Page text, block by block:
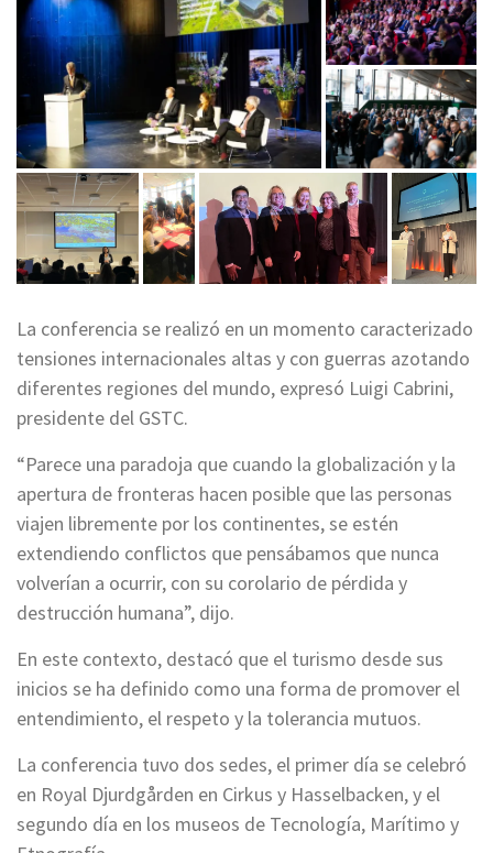
La conferencia se realizó en un momento caracterizado
tensiones internacionales altas y con guerras azotando
diferentes regiones del mundo, expresó Luigi Cabrini,
presidente del GSTC.
“Parece una paradoja que cuando la globalización y la
apertura de fronteras hacen posible que las personas
viajen libremente por los continentes, se estén
extendiendo conflictos que pensábamos que nunca
volverían a ocurrir, con su corolario de pérdida y
destrucción humana”, dijo.
En este contexto, destacó que el turismo desde sus
inicios se ha definido como una forma de promover el
entendimiento, el respeto y la tolerancia mutuos.
La conferencia tuvo dos sedes, el primer día se celebró
en Royal Djurdgården en Cirkus y Hasselbacken, y el
segundo día en los museos de Tecnología, Marítimo y